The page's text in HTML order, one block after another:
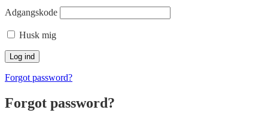
Adgangskode
Husk mig
Forgot password?
Forgot password?